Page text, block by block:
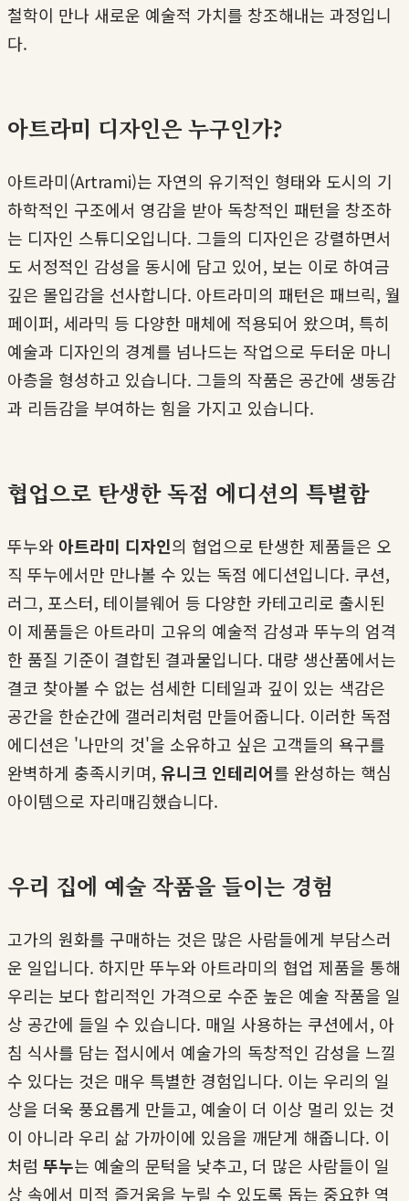
철학이 만나 새로운 예술적 가치를 창조해내는 과정입니
다.
아트라미 디자인은 누구인가?
아트라미(Artrami)는 자연의 유기적인 형태와 도시의 기
하학적인 구조에서 영감을 받아 독창적인 패턴을 창조하
는 디자인 스튜디오입니다. 그들의 디자인은 강렬하면서
도 서정적인 감성을 동시에 담고 있어, 보는 이로 하여금
깊은 몰입감을 선사합니다. 아트라미의 패턴은 패브릭, 월
페이퍼, 세라믹 등 다양한 매체에 적용되어 왔으며, 특히
예술과 디자인의 경계를 넘나드는 작업으로 두터운 마니
아층을 형성하고 있습니다. 그들의 작품은 공간에 생동감
과 리듬감을 부여하는 힘을 가지고 있습니다.
협업으로 탄생한 독점 에디션의 특별함
뚜누와 아트라미 디자인의 협업으로 탄생한 제품들은 오
직 뚜누에서만 만나볼 수 있는 독점 에디션입니다. 쿠션,
러그, 포스터, 테이블웨어 등 다양한 카테고리로 출시된
이 제품들은 아트라미 고유의 예술적 감성과 뚜누의 엄격
한 품질 기준이 결합된 결과물입니다. 대량 생산품에서는
결코 찾아볼 수 없는 섬세한 디테일과 깊이 있는 색감은
공간을 한순간에 갤러리처럼 만들어줍니다. 이러한 독점
에디션은 '나만의 것'을 소유하고 싶은 고객들의 욕구를
완벽하게 충족시키며, 유니크 인테리어를 완성하는 핵심
아이템으로 자리매김했습니다.
우리 집에 예술 작품을 들이는 경험
고가의 원화를 구매하는 것은 많은 사람들에게 부담스러
운 일입니다. 하지만 뚜누와 아트라미의 협업 제품을 통해
우리는 보다 합리적인 가격으로 수준 높은 예술 작품을 일
상 공간에 들일 수 있습니다. 매일 사용하는 쿠션에서, 아
침 식사를 담는 접시에서 예술가의 독창적인 감성을 느낄
수 있다는 것은 매우 특별한 경험입니다. 이는 우리의 일
상을 더욱 풍요롭게 만들고, 예술이 더 이상 멀리 있는 것
이 아니라 우리 삶 가까이에 있음을 깨닫게 해줍니다. 이
처럼 뚜누는 예술의 문턱을 낮추고, 더 많은 사람들이 일
상 속에서 미적 즐거움을 누릴 수 있도록 돕는 중요한 역